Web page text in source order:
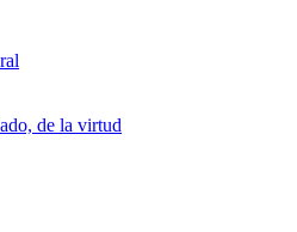
de la virtud